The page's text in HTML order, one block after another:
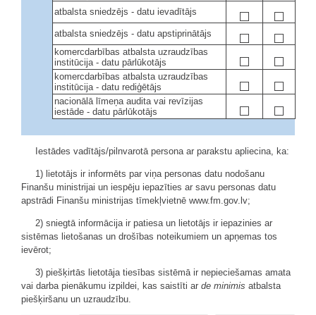
atbalsta sniedzējs - datu ievadītājs
atbalsta sniedzējs - datu apstiprinātājs
komercdarbības atbalsta uzraudzības
institūcija - datu pārlūkotājs
komercdarbības atbalsta uzraudzības
institūcija - datu rediģētājs
nacionālā līmeņa audita vai revīzijas
iestāde - datu pārlūkotājs
Iestādes vadītājs/pilnvarotā persona ar parakstu apliecina, ka:
1) lietotājs ir informēts par viņa personas datu nodošanu
Finanšu ministrijai un iespēju iepazīties ar savu personas datu
apstrādi Finanšu ministrijas tīmekļvietnē www.fm.gov.lv;
2) sniegtā informācija ir patiesa un lietotājs ir iepazinies ar
sistēmas lietošanas un drošības noteikumiem un apņemas tos
ievērot;
3) piešķirtās lietotāja tiesības sistēmā ir nepieciešamas amata
vai darba pienākumu izpildei, kas saistīti ar de minimis atbalsta
piešķiršanu un uzraudzību.